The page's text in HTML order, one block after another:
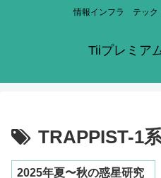
情報インフラ テック
Tiiプレミア
TRAPPIST-1
2025年夏〜秋の惑星研究